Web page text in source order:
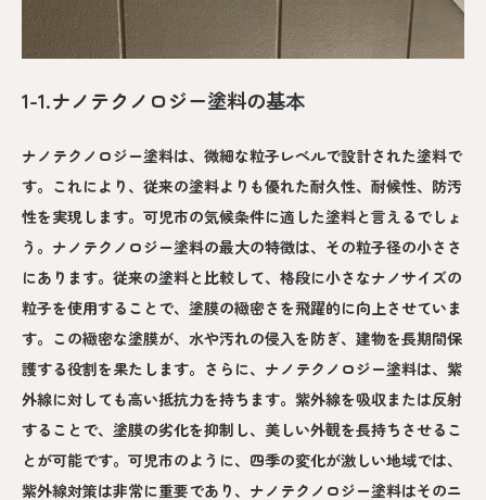
1-1.ナノテクノロジー塗料の基本
ナノテクノロジー塗料は、微細な粒子レベルで設計された塗料で
す。これにより、従来の塗料よりも優れた耐久性、耐候性、防汚
性を実現します。可児市の気候条件に適した塗料と言えるでしょ
う。ナノテクノロジー塗料の最大の特徴は、その粒子径の小ささ
にあります。従来の塗料と比較して、格段に小さなナノサイズの
粒子を使用することで、塗膜の緻密さを飛躍的に向上させていま
す。この緻密な塗膜が、水や汚れの侵入を防ぎ、建物を長期間保
護する役割を果たします。さらに、ナノテクノロジー塗料は、紫
外線に対しても高い抵抗力を持ちます。紫外線を吸収または反射
することで、塗膜の劣化を抑制し、美しい外観を長持ちさせるこ
とが可能です。可児市のように、四季の変化が激しい地域では、
紫外線対策は非常に重要であり、ナノテクノロジー塗料はそのニ